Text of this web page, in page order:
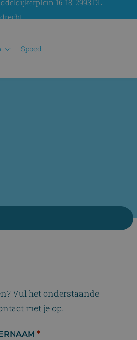
16-18, 2993 DL
spoed
Vul het onderstaande
met je op.
*